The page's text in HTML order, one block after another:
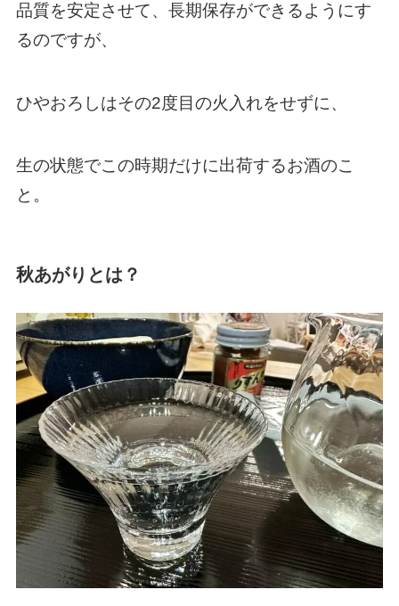
品質を安定させて、長期保存ができるようにす
るのですが、
ひやおろしはその2度目の火入れをせずに、
生の状態でこの時期だけに出荷するお酒のこ
と。
秋あがりとは？